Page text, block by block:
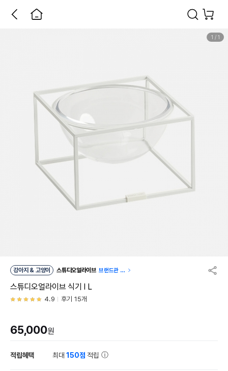
1 / 1
강아지 & 고양이 스튜디오얼라이브 브랜드관 이
스튜디오얼라이브 식기 Ⅰ L
4.9 후기 15개
65,000원
적립혜택 최대150점 적립